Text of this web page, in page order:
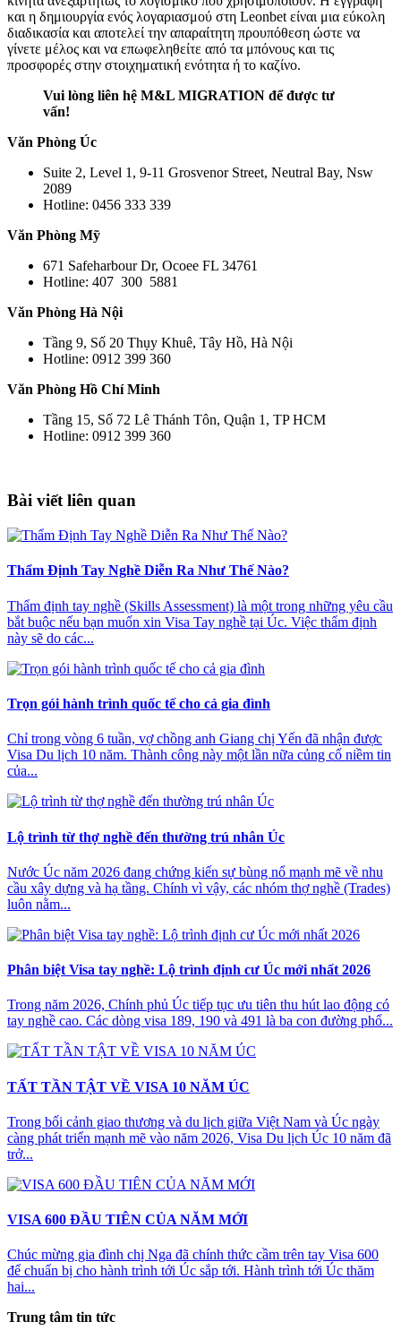
και η δημιουργία ενός λογαριασμού στη Leonbet είναι μια εύκολη
διαδικασία και αποτελεί την απαραίτητη προυπόθεση ώστε να
γίνετε μέλος και να επωφεληθείτε από τα μπόνους και τις
προσφορές στην στοιχηματική ενότητα ή το καζίνο.
Vui lòng liên hệ M&L MIGRATION để được tư
vấn!
Văn Phòng Úc
Suite 2, Level 1, 9-11 Grosvenor Street, Neutral Bay, Nsw
2089
Hotline: 0456 333 339
Văn Phòng Mỹ
671 Safeharbour Dr, Ocoee FL 34761
Hotline: 407 300 5881
Văn Phòng Hà Nội
Tầng 9, Số 20 Thụy Khuê, Tây Hồ, Hà Nội
Hotline: 0912 399 360
Văn Phòng Hồ Chí Minh
Tầng 15, Số 72 Lê Thánh Tôn, Quận 1, TP HCM
Hotline: 0912 399 360
Bài viết liên quan
Thẩm Định Tay Nghề Diễn Ra Như Thế Nào?
Thẩm định tay nghề (Skills Assessment) là một trong những yêu cầu
bắt buộc nếu bạn muốn xin Visa Tay nghề tại Úc. Việc thẩm định
này sẽ do các...
Trọn gói hành trình quốc tế cho cả gia đình
Chỉ trong vòng 6 tuần, vợ chồng anh Giang chị Yến đã nhận được
Visa Du lịch 10 năm. Thành công này một lần nữa củng cố niềm tin
của...
Lộ trình từ thợ nghề đến thường trú nhân Úc
Nước Úc năm 2026 đang chứng kiến sự bùng nổ mạnh mẽ về nhu
cầu xây dựng và hạ tầng. Chính vì vậy, các nhóm thợ nghề (Trades)
luôn nằm...
Phân biệt Visa tay nghề: Lộ trình định cư Úc mới nhất 2026
Trong năm 2026, Chính phủ Úc tiếp tục ưu tiên thu hút lao động có
tay nghề cao. Các dòng visa 189, 190 và 491 là ba con đường phổ...
TẤT TẦN TẬT VỀ VISA 10 NĂM ÚC
Trong bối cảnh giao thương và du lịch giữa Việt Nam và Úc ngày
càng phát triển mạnh mẽ vào năm 2026, Visa Du lịch Úc 10 năm đã
trở...
VISA 600 ĐẦU TIÊN CỦA NĂM MỚI
Chúc mừng gia đình chị Nga đã chính thức cầm trên tay Visa 600
để chuẩn bị cho hành trình tới Úc sắp tới. Hành trình tới Úc thăm
hai...
Trung tâm tin tức